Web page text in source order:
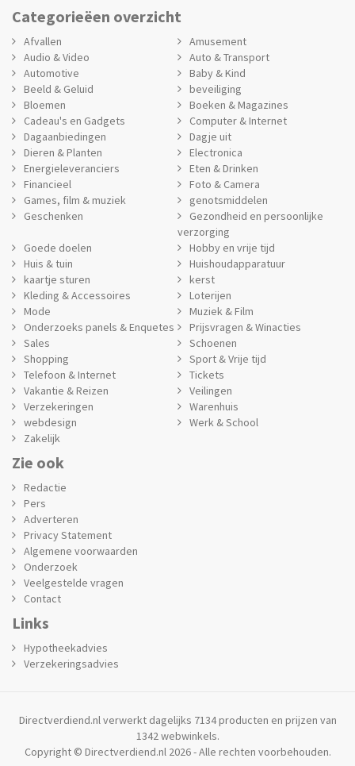
Categorieëen overzicht
Afvallen
Amusement
Audio & Video
Auto & Transport
Automotive
Baby & Kind
Beeld & Geluid
beveiliging
Bloemen
Boeken & Magazines
Cadeau's en Gadgets
Computer & Internet
Dagaanbiedingen
Dagje uit
Dieren & Planten
Electronica
Energieleveranciers
Eten & Drinken
Financieel
Foto & Camera
Games, film & muziek
genotsmiddelen
Geschenken
Gezondheid en persoonlijke
verzorging
Goede doelen
Hobby en vrije tijd
Huis & tuin
Huishoudapparatuur
kaartje sturen
kerst
Kleding & Accessoires
Loterijen
Mode
Muziek & Film
Onderzoeks panels & Enquetes
Prijsvragen & Winacties
Sales
Schoenen
Shopping
Sport & Vrije tijd
Telefoon & Internet
Tickets
Vakantie & Reizen
Veilingen
Verzekeringen
Warenhuis
webdesign
Werk & School
Zakelijk
Zie ook
Redactie
Pers
Adverteren
Privacy Statement
Algemene voorwaarden
Onderzoek
Veelgestelde vragen
Contact
Links
Hypotheekadvies
Verzekeringsadvies
Directverdiend.nl verwerkt dagelijks 7134 producten en prijzen van
1342 webwinkels.
Copyright © Directverdiend.nl 2026 - Alle rechten voorbehouden.